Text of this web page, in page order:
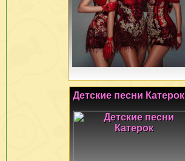
Детские песни Катерок